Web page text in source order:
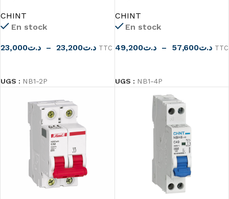
CHINT
En stock
د.ت23,000 – د.ت23,200
TTC
UGS : NB1-2P
CHINT
En stock
د.ت49,200 – د.ت57,600
TTC
UGS : NB1-4P